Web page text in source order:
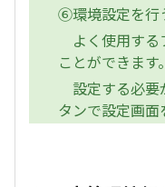
⑥環境設定を行
よく使用する
ことができます。
設定する必要
タンで設定画面